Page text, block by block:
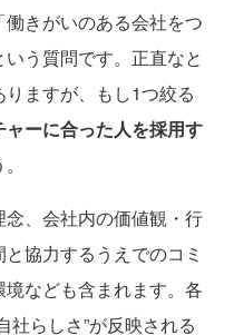
きがいのある会社をつ
う質問です。正直なと
ますが、もし1つ絞る
ャーに合った人を採用す
、会社内の価値観・行
協力するうえでのコミ
なども含まれます。各
社らしさ”が反映される